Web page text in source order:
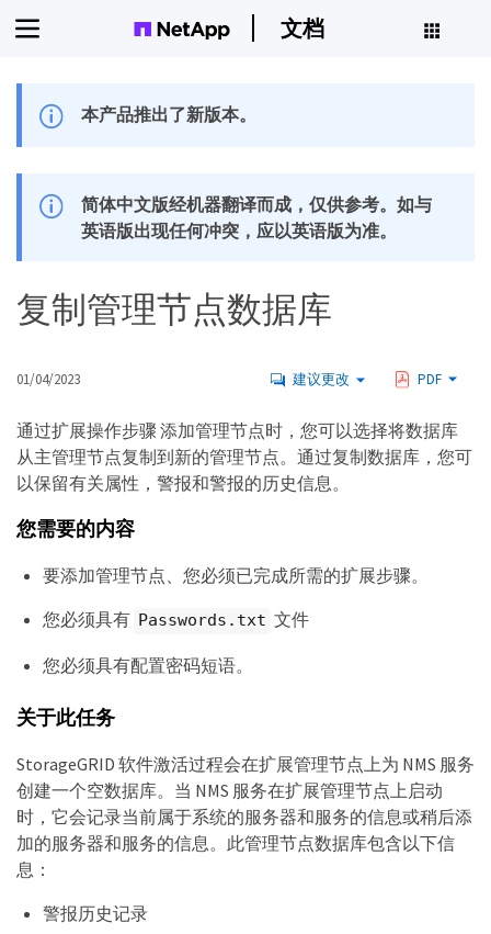
文档
本产品推出了新版本。
简体中文版经机器翻译而成，仅供参考。如与
英语版出现任何冲突，应以英语版为准。
复制管理节点数据库
01/04/2023 建议更改 PDF
通过扩展操作步骤 添加管理节点时，您可以选择将数据库
从主管理节点复制到新的管理节点。通过复制数据库，您可
以保留有关属性，警报和警报的历史信息。
您需要的内容
要添加管理节点、您必须已完成所需的扩展步骤。
您必须具有 Passwords.txt 文件
您必须具有配置密码短语。
关于此任务
StorageGRID 软件激活过程会在扩展管理节点上为 NMS 服务
创建一个空数据库。当 NMS 服务在扩展管理节点上启动
时，它会记录当前属于系统的服务器和服务的信息或稍后添
加的服务器和服务的信息。此管理节点数据库包含以下信
息：
警报历史记录